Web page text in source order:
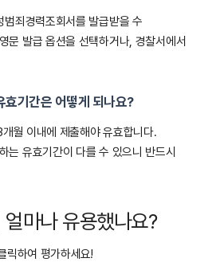
죄경력조회서를 발급받을 수
문 발급 옵션을 선택하거나, 경찰서에서
효기간은 어떻게 되나요?
월 이내에 제출해야 유효합니다.
는 유효기간이 다를 수 있으니 반드시
마나 유용했나요?
릭하여 평가하세요!